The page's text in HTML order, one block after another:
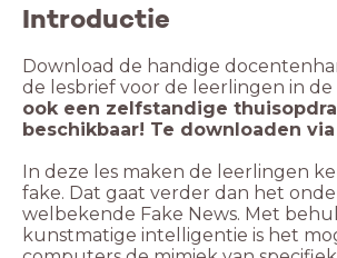
Introductie
Download de handige
de lesbrief voor de leerlingen in de
ook een zelfstandige
beschikbaar! Te downloaden via
In deze les maken de leerlingen
fake. Dat gaat verder dan het
welbekende Fake News. Met
kunstmatige intelligentie is het